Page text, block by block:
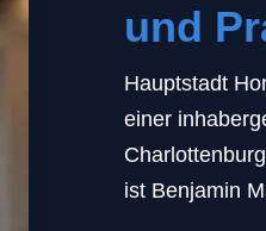
und
Hauptstadt
einer
ist Benjamin